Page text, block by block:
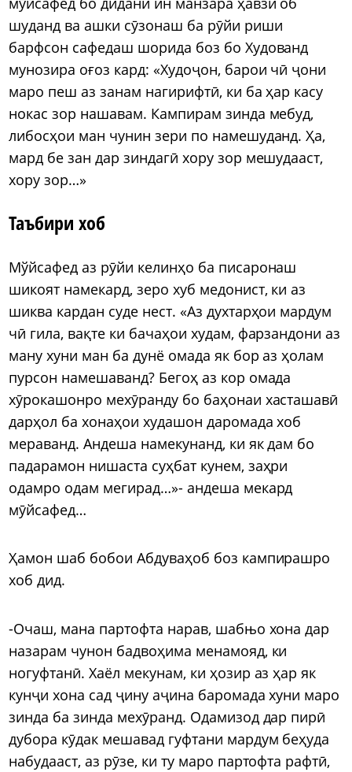
шуданд ва ашки сӯзонаш ба рӯйи риши
барфсон сафедаш шорида боз бо Худованд
мунозира оғоз кард: «Худоҷон, барои чӣ ҷони
маро пеш аз занам нагирифтӣ, ки ба ҳар касу
нокас зор нашавам. Кампирам зинда мебуд,
либосҳои ман чунин зери по намешуданд. Ҳа,
мард бе зан дар зиндагӣ хору зор мешудааст,
хору зор…»
Таъбири хоб
Мўйсафед аз рӯйи келинҳо ба писаронаш
шикоят намекард, зеро хуб медонист, ки аз
шиква кардан суде нест. «Аз духтарҳои мардум
чӣ гила, вақте ки бачаҳои худам, фарзандони аз
ману хуни ман ба дунё омада як бор аз ҳолам
пурсон намешаванд? Бегоҳ аз кор омада
хӯрокашонро мехӯранду бо баҳонаи хасташавӣ
дарҳол ба хонаҳои худашон даромада хоб
мераванд. Андеша намекунанд, ки як дам бо
падарамон нишаста суҳбат кунем, заҳри
одамро одам мегирад…»- андеша мекард
мӯйсафед…
Ҳамон шаб бобои Абдуваҳоб боз кампирашро
хоб дид.
-Очаш, мана партофта нарав, шабњо хона дар
назарам чунон бадвоҳима менамояд, ки
ногуфтанӣ. Хаёл мекунам, ки ҳозир аз ҳар як
кунҷи хона сад ҷину аҷина баромада хуни маро
зинда ба зинда мехӯранд. Одамизод дар пирӣ
дубора кӯдак мешавад гуфтани мардум беҳуда
набудааст, аз рӯзе, ки ту маро партофта рафтӣ,